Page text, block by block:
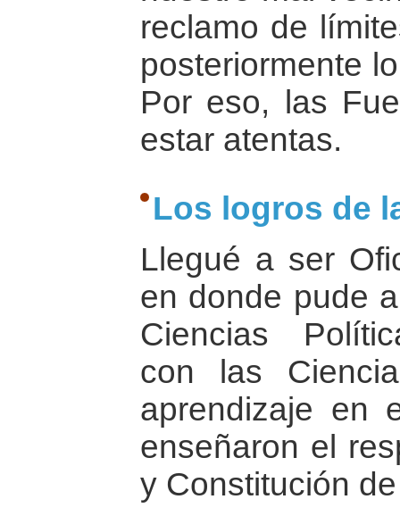
reclamo de
posteriormente
Por eso, las
estar atentas.
Los logros de
Llegué a ser
en donde pude
Ciencias
con las
aprendizaje en
enseñaron el
y Constitución